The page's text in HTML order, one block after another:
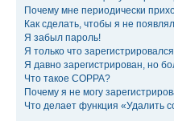
Почему мне периодически
Как сделать, чтобы я не
Я забыл пароль!
Я только что
Я давно зарегистрирован, но
Что такое COPPA?
Почему я не могу
Что делает функция «Удалить